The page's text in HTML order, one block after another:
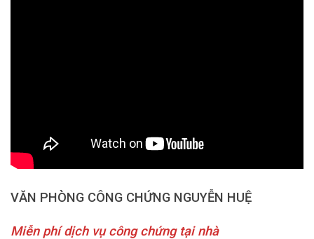
VĂN PHÒNG CÔNG CHỨNG NGUYỄN HUỆ
Miễn phí dịch vụ công chứng tại nhà